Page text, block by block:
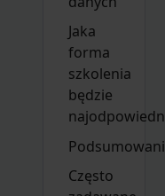
Jaka
forma
szkolenia
będzie
Często